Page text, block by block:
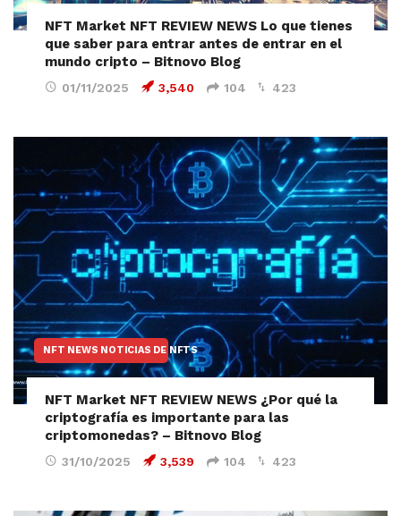
NFT Market NFT REVIEW NEWS Lo que tienes
que saber para entrar antes de entrar en el
mundo cripto – Bitnovo Blog
01/11/2025 3,540 104 423
NFT NEWS NOTICIAS DE NFTS
NFT Market NFT REVIEW NEWS ¿Por qué la
criptografía es importante para las
criptomonedas? – Bitnovo Blog
31/10/2025 3,539 104 423